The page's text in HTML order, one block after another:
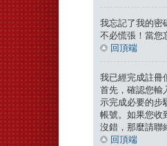
我忘記了我的密
不必慌張！當您
回頂端
我已經完成註冊
首先，確認您輸
示完成必要的步
帳號。如果您收
沒錯，那麼請聯
回頂端